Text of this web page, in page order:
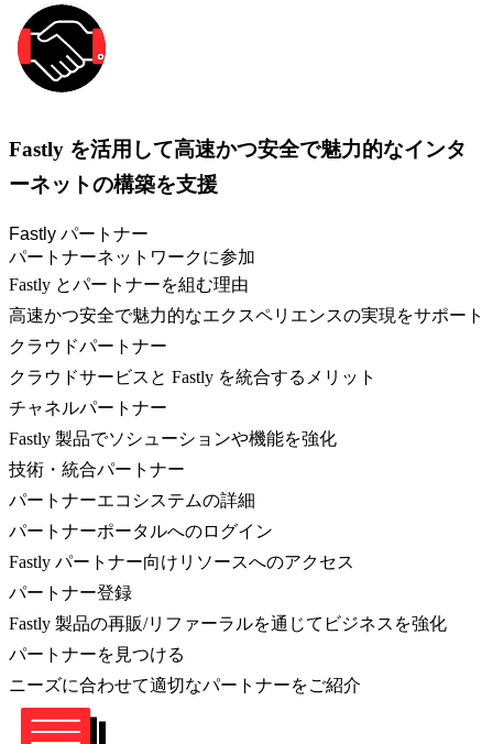
Fastly を活用して高速かつ安全で魅力的なインタ
ーネットの構築を支援
Fastly パートナー
パートナーネットワークに参加
Fastly とパートナーを組む理由
高速かつ安全で魅力的なエクスペリエンスの実現をサポート
クラウドパートナー
クラウドサービスと Fastly を統合するメリット
チャネルパートナー
Fastly 製品でソシューションや機能を強化
技術・統合パートナー
パートナーエコシステムの詳細
パートナーポータルへのログイン
Fastly パートナー向けリソースへのアクセス
パートナー登録
Fastly 製品の再販/リファーラルを通じてビジネスを強化
パートナーを見つける
ニーズに合わせて適切なパートナーをご紹介